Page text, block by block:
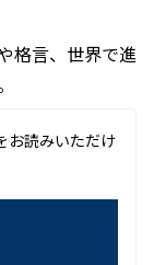
格言、世界で進
お読みいただけ